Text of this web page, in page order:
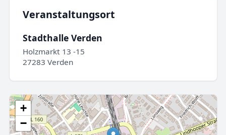
Veranstaltungsort
Stadthalle Verden
Holzmarkt 13 -15
27283 Verden
+
−